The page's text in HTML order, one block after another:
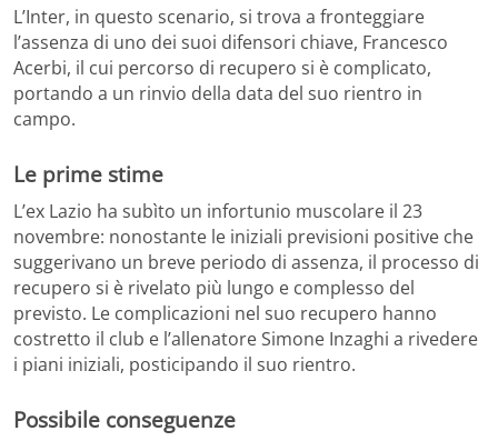
L’Inter, in questo scenario, si trova a fronteggiare
l’assenza di uno dei suoi difensori chiave, Francesco
Acerbi, il cui percorso di recupero si è complicato,
portando a un rinvio della data del suo rientro in
campo.
Le prime stime
L’ex Lazio ha subìto un infortunio muscolare il 23
novembre: nonostante le iniziali previsioni positive che
suggerivano un breve periodo di assenza, il processo di
recupero si è rivelato più lungo e complesso del
previsto. Le complicazioni nel suo recupero hanno
costretto il club e l’allenatore Simone Inzaghi a rivedere
i piani iniziali, posticipando il suo rientro.
Possibile conseguenze